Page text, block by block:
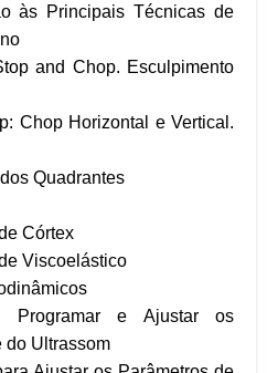
às Principais Técnicas de
and Chop. Esculpimento
Chop Horizontal e Vertical.
Quadrantes
Córtex
Viscoelástico
e Ajustar os
do Ultrassom